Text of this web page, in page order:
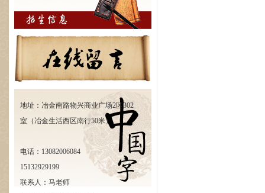
地址：冶金南路物兴商业广场2区302
室（冶金生活西区南行50米）
电话：13082006084
15132929199
联系人：马老师